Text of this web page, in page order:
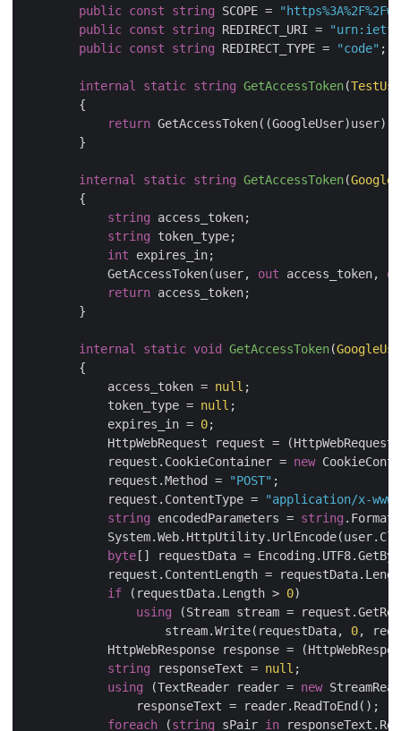
public const string SCOPE =
public const string REDIRECT_URI =
public const string REDIRECT_TYPE = "code" ;
internal static string GetAccessToken(
        {
return GetAccessToken((GoogleUser)user);
        }
internal static string GetAccessToken(
        {
string access_token;
string token_type;
int expires_in;
            GetAccessToken(user,
out access_token,
return access_token;
        }
internal static void GetAccessToken(
        {
            access_token =
null ;
            token_type =
null ;
            expires_in =
0;
HttpWebRequest request =
            request.CookieContainer =
new
            request.Method =
"POST" ;
            request.ContentType =
"application/x-
string encodedParameters = string .Format(
byte [] requestData =
request.ContentLength =
if (requestData.Length > 0)
using (Stream stream =
                    stream.Write(requestData,
0,
HttpWebResponse response =
string responseText = null ;
using (TextReader reader = new
                responseText = reader.ReadToEnd();
foreach (string sPair in